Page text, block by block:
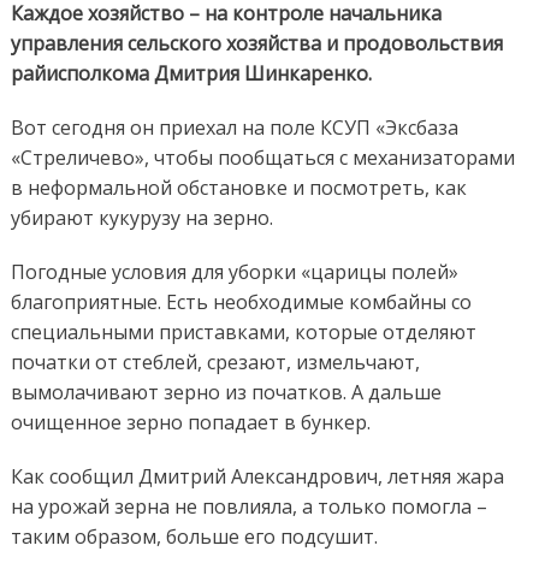
Каждое хозяйство – на контроле начальника
управления сельского хозяйства и продовольствия
райисполкома Дмитрия Шинкаренко.
Вот сегодня он приехал на поле КСУП «Эксбаза
«Стреличево», чтобы пообщаться с механизаторами
в неформальной обстановке и посмотреть, как
убирают кукурузу на зерно.
Погодные условия для уборки «царицы полей»
благоприятные. Есть необходимые комбайны со
специальными приставками, которые отделяют
початки от стеблей, срезают, измельчают,
вымолачивают зерно из початков. А дальше
очищенное зерно попадает в бункер.
Как сообщил Дмитрий Александрович, летняя жара
на урожай зерна не повлияла, а только помогла –
таким образом, больше его подсушит.